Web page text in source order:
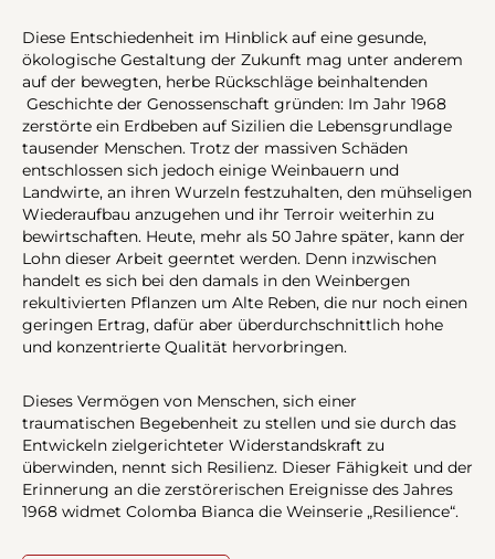
Diese Entschiedenheit im Hinblick auf eine gesunde,
ökologische Gestaltung der Zukunft mag unter anderem
auf der bewegten, herbe Rückschläge beinhaltenden
Geschichte der Genossenschaft gründen: Im Jahr 1968
zerstörte ein Erdbeben auf Sizilien die Lebensgrundlage
tausender Menschen. Trotz der massiven Schäden
entschlossen sich jedoch einige Weinbauern und
Landwirte, an ihren Wurzeln festzuhalten, den mühseligen
Wiederaufbau anzugehen und ihr Terroir weiterhin zu
bewirtschaften. Heute, mehr als 50 Jahre später, kann der
Lohn dieser Arbeit geerntet werden. Denn inzwischen
handelt es sich bei den damals in den Weinbergen
rekultivierten Pflanzen um Alte Reben, die nur noch einen
geringen Ertrag, dafür aber überdurchschnittlich hohe
und konzentrierte Qualität hervorbringen.
Dieses Vermögen von Menschen, sich einer
traumatischen Begebenheit zu stellen und sie durch das
Entwickeln zielgerichteter Widerstandskraft zu
überwinden, nennt sich Resilienz. Dieser Fähigkeit und der
Erinnerung an die zerstörerischen Ereignisse des Jahres
1968 widmet Colomba Bianca die Weinserie „Resilience“.